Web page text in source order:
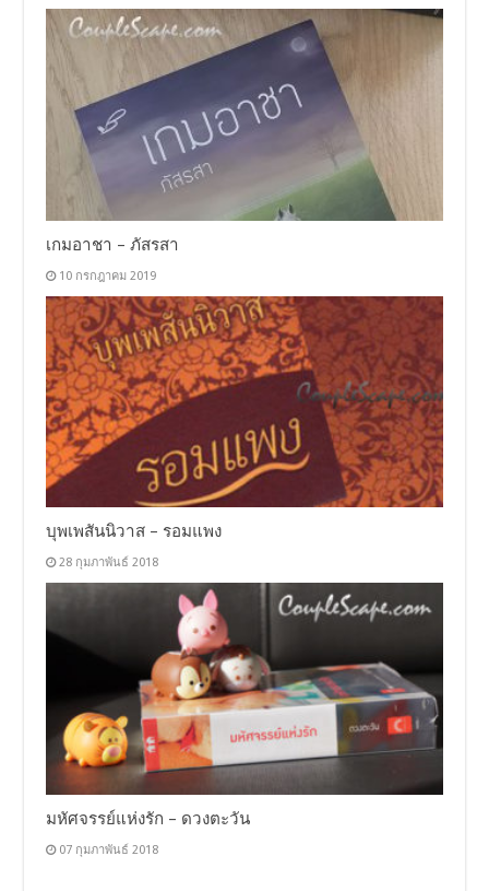
เกมอาชา – ภัสรสา
10 กรกฎาคม 2019
บุพเพสันนิวาส – รอมแพง
28 กุมภาพันธ์ 2018
มหัศจรรย์แห่งรัก – ดวงตะวัน
07 กุมภาพันธ์ 2018